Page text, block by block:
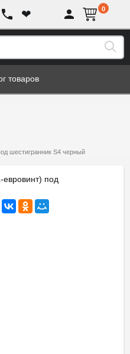
❤ 0
товаров
шестигранник S4 черный
под